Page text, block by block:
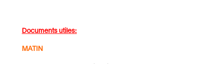
Documents utiles:
MATIN